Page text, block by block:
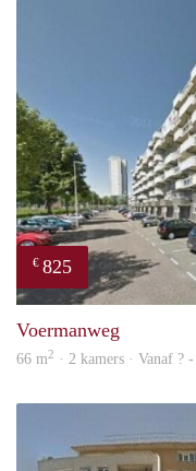
€ 825
Voermanweg
66 m2 · 2 kamers · Vanaf ?